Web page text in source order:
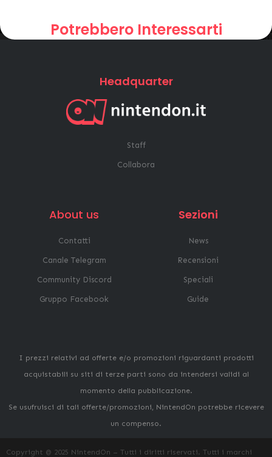
Potrebbero Interessarti
Headquarter
Staff
Collabora
About us
Contatti
Canale Telegram
Community Discord
Gruppo Facebook
Sezioni
News
Recensioni
Speciali
Guide
I prezzi relativi ad offerte e/o promozioni riguardanti prodotti
acquistabili su siti di terze parti sono da intendersi validi al
momento della pubblicazione.
Se usufruisci di tali offerte/promozioni, NintendOn potrebbe ricevere
un compenso.
Copyright @ 2025 NintendOn – Tutti i diritti riservati. Tutti i marchi